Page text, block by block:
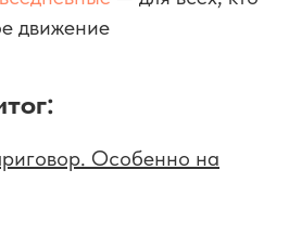
движение
Особенно на